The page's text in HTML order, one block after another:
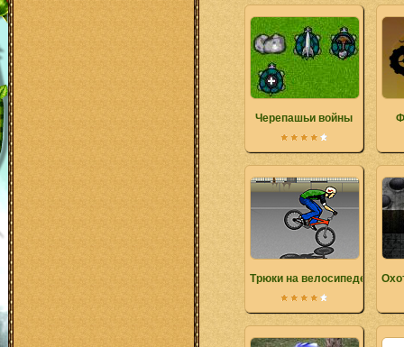
Черепашьи войны
Трюки на велосипеде